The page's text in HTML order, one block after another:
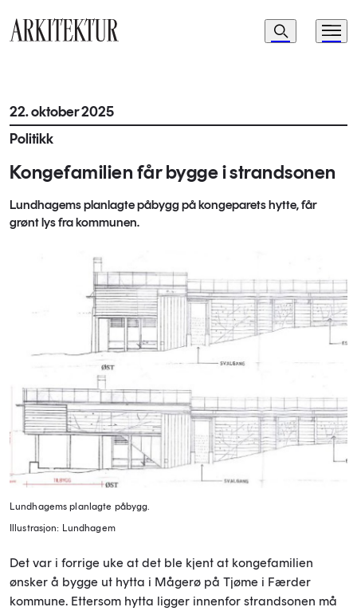
Navigasjon
Søk Meny
22. oktober 2025
Politikk
Kongefamilien får bygge i strandsonen
Lundhagems planlagte påbygg på kongeparets hytte, får
grønt lys fra kommunen.
Lundhagems planlagte påbygg.
Illustrasjon: Lundhagem
Det var i forrige uke at det ble kjent at kongefamilien
ønsker å bygge ut hytta i Mågerø på Tjøme i Færder
kommune. Ettersom hytta ligger innenfor strandsonen må